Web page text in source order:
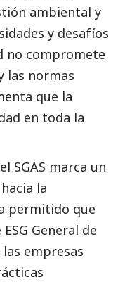
ambiental y
y desafíos
no compromete
las normas
que la
en toda la
SGAS marca un
la
permitido que
General de
las empresas